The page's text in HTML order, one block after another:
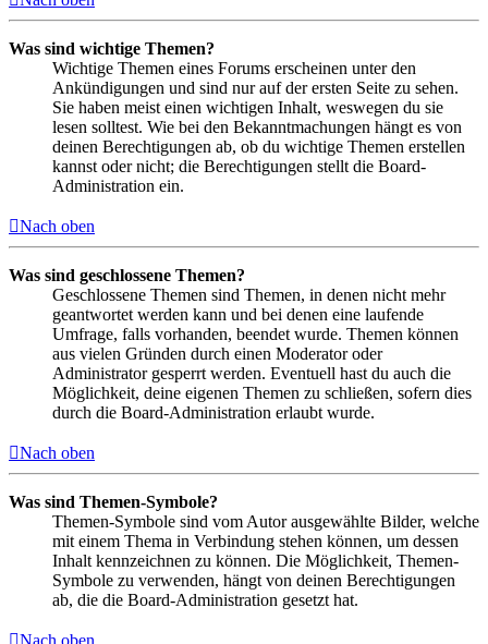
Was sind wichtige Themen?
Wichtige Themen eines Forums erscheinen unter den
Ankündigungen und sind nur auf der ersten Seite zu sehen.
Sie haben meist einen wichtigen Inhalt, weswegen du sie
lesen solltest. Wie bei den Bekanntmachungen hängt es von
deinen Berechtigungen ab, ob du wichtige Themen erstellen
kannst oder nicht; die Berechtigungen stellt die Board-
Administration ein.
Nach oben
Was sind geschlossene Themen?
Geschlossene Themen sind Themen, in denen nicht mehr
geantwortet werden kann und bei denen eine laufende
Umfrage, falls vorhanden, beendet wurde. Themen können
aus vielen Gründen durch einen Moderator oder
Administrator gesperrt werden. Eventuell hast du auch die
Möglichkeit, deine eigenen Themen zu schließen, sofern dies
durch die Board-Administration erlaubt wurde.
Nach oben
Was sind Themen-Symbole?
Themen-Symbole sind vom Autor ausgewählte Bilder, welche
mit einem Thema in Verbindung stehen können, um dessen
Inhalt kennzeichnen zu können. Die Möglichkeit, Themen-
Symbole zu verwenden, hängt von deinen Berechtigungen
ab, die die Board-Administration gesetzt hat.
Nach oben